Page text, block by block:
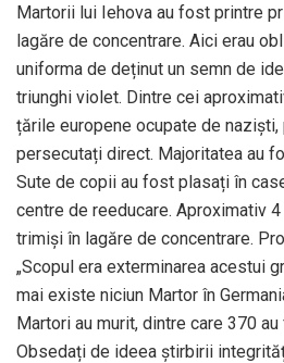
Martorii lui Iehova au fost printre
lagăre de concentrare. Aici erau
uniforma de deținut un semn de
triunghi violet. Dintre cei
țările europene ocupate de
persecutați direct. Majoritatea au
Sute de copii au fost plasați în
centre de reeducare. Aproximativ
trimiși în lagăre de concentrare.
„Scopul era exterminarea acestui
mai existe niciun Martor în
Martori au murit, dintre care 370
Obsedați de ideea știrbirii